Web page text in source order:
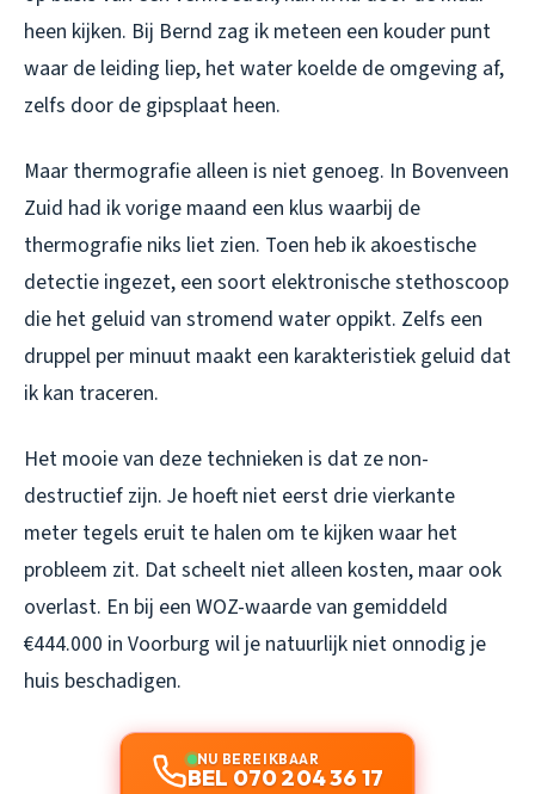
heen kijken. Bij Bernd zag ik meteen een kouder punt
waar de leiding liep, het water koelde de omgeving af,
zelfs door de gipsplaat heen.
Maar thermografie alleen is niet genoeg. In Bovenveen
Zuid had ik vorige maand een klus waarbij de
thermografie niks liet zien. Toen heb ik akoestische
detectie ingezet, een soort elektronische stethoscoop
die het geluid van stromend water oppikt. Zelfs een
druppel per minuut maakt een karakteristiek geluid dat
ik kan traceren.
Het mooie van deze technieken is dat ze non-
destructief zijn. Je hoeft niet eerst drie vierkante
meter tegels eruit te halen om te kijken waar het
probleem zit. Dat scheelt niet alleen kosten, maar ook
overlast. En bij een WOZ-waarde van gemiddeld
€444.000 in Voorburg wil je natuurlijk niet onnodig je
huis beschadigen.
NU BEREIKBAAR
BEL 070 204 36 17